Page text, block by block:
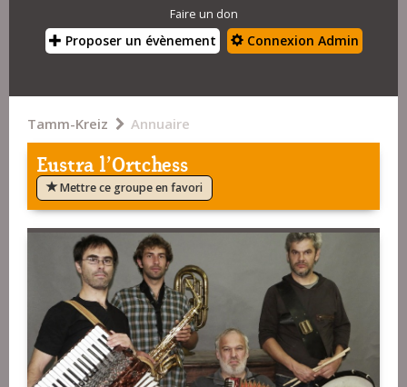
Faire un don
Proposer un évènement Connexion Admin
Tamm-Kreiz Annuaire
Eustra l'Ortchess
Mettre ce groupe en favori